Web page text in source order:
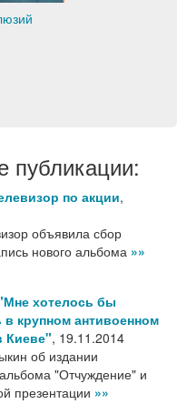
публикации:
по акции,
объявила сбор
нового альбома »»
хотелось бы
в крупном антивоенном
Киеве", 19.11.2014
об издании
"Отчуждение" и
презентации »»